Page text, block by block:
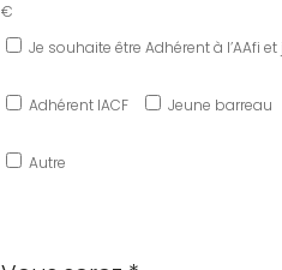
€
Je souhaite être Adhérent à l’AAfi
Adhérent IACF Jeune barreau
Autre